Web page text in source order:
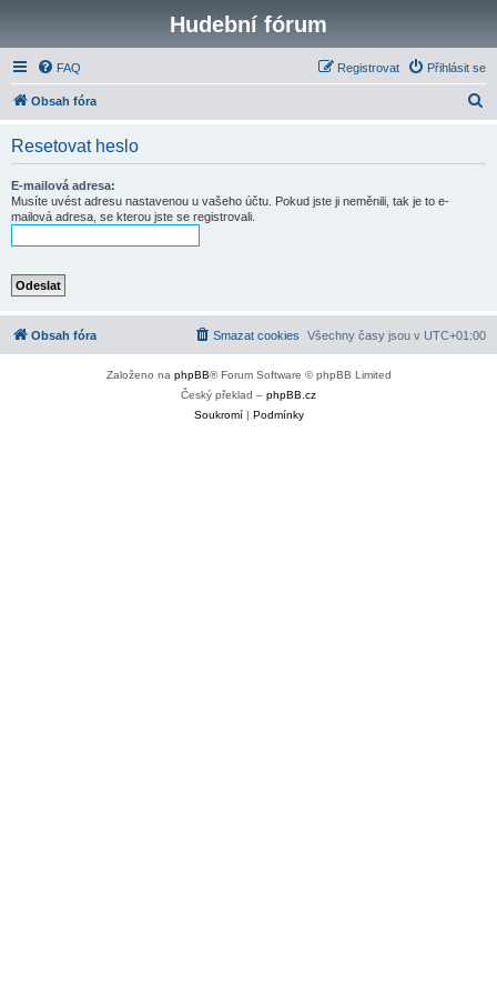
Hudební fórum
FAQ Přihlásit se
Registrovat
Obsah fóra
Resetovat heslo
E-mailová adresa:
Musíte uvést adresu nastavenou u vašeho účtu. Pokud jste ji neměnili, tak je to e-
mailová adresa, se kterou jste se registrovali.
Obsah fóra Všechny časy jsou v UTC+01:00
Smazat cookies
Založeno na phpBB® Forum Software © phpBB Limited
Český překlad – phpBB.cz
Soukromí| Podmínky